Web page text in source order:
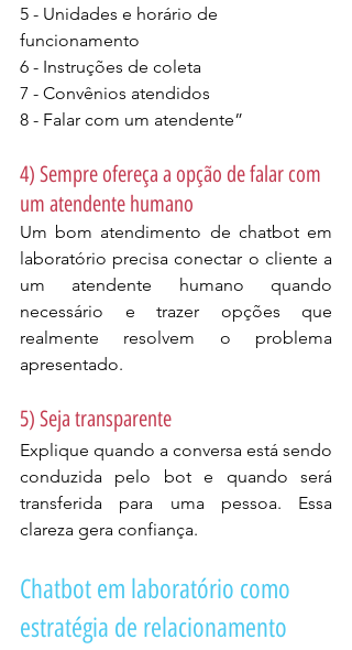
5 - Unidades e horário de
funcionamento
6 - Instruções de coleta
7 - Convênios atendidos
8 - Falar com um atendente”
4) Sempre ofereça a opção de falar com
um atendente humano
Um bom atendimento de chatbot em
laboratório precisa conectar o cliente a
um atendente humano quando
necessário e trazer opções que
realmente resolvem o problema
apresentado.
5) Seja transparente
Explique quando a conversa está sendo
conduzida pelo bot e quando será
transferida para uma pessoa. Essa
clareza gera confiança.
Chatbot em laboratório como
estratégia de relacionamento